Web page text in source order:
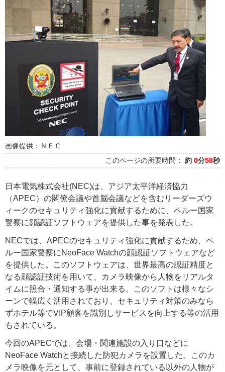
画像提供：ＮＥＣ
このページの所要時間： 約 0分58秒
日本電気株式会社(NEC)は、アジア太平洋経済協力
（APEC）の閣僚会議や首脳会議などを含むリーダーズウ
ィークのセキュリティ強化に貢献するために、ペルー国家
警察に顔認証ソフトウェアを提供した事を発表した。
NECでは、APECのセキュリティ強化に貢献するため、ペ
ルー国家警察にNeoFace Watchの顔認証ソフトウェアなど
を提供した。このソフトウェアは、世界最高の認証精度と
なる顔認証技術を用いて、カメラ映像から人物をリアルタ
イムに照合・通知する事が出来る。このソフトは様々なシ
ーンで幅広く活用されており、セキュリティ対策のみなら
ずホテル等でVIP顧客を識別しサービスを向上する等の活用
もされている。
今回のAPECでは、会場・関連施設の入り口などに
NeoFace Watchと接続した防犯カメラを設置した。このカ
メラ映像を元として、事前に登録されている以外の人物が